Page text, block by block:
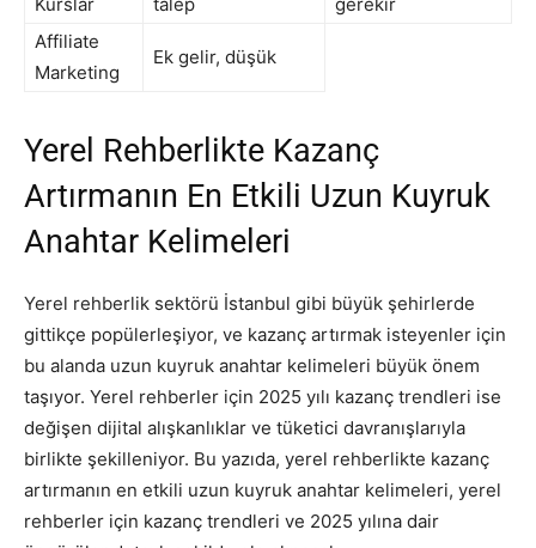
Affiliate
Marketing
Ek gelir, düşük
Yerel Rehberlikte Kazanç
Artırmanın En Etkili Uzun Kuyruk
Anahtar Kelimeleri
Yerel rehberlik sektörü İstanbul gibi büyük şehirlerde
gittikçe popülerleşiyor, ve kazanç artırmak isteyenler için
bu alanda uzun kuyruk anahtar kelimeleri büyük önem
taşıyor. Yerel rehberler için 2025 yılı kazanç trendleri ise
değişen dijital alışkanlıklar ve tüketici davranışlarıyla
birlikte şekilleniyor. Bu yazıda, yerel rehberlikte kazanç
artırmanın en etkili uzun kuyruk anahtar kelimeleri, yerel
rehberler için kazanç trendleri ve 2025 yılına dair